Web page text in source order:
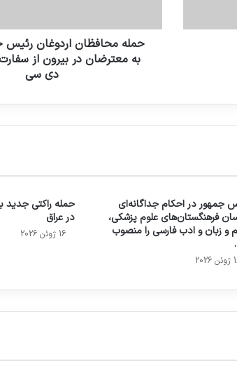
حمله محافظان اردوغان رئیس
به معترضان در بیرون از
دی سی
جمهور در احکام جداگانه‌ای
فرهنگستان‌های علوم پزشکی،
و زبان و ادب فارسی را منصوب
حمله راکتی جدید
در عراق
16 ژوئن 2026